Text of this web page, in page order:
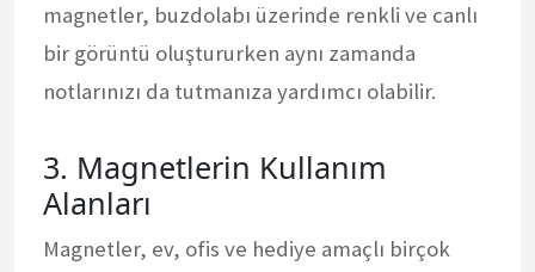
magnetler, buzdolabı üzerinde renkli ve canlı
bir görüntü oluştururken aynı zamanda
notlarınızı da tutmanıza yardımcı olabilir.
3. Magnetlerin Kullanım
Alanları
Magnetler, ev, ofis ve hediye amaçlı birçok